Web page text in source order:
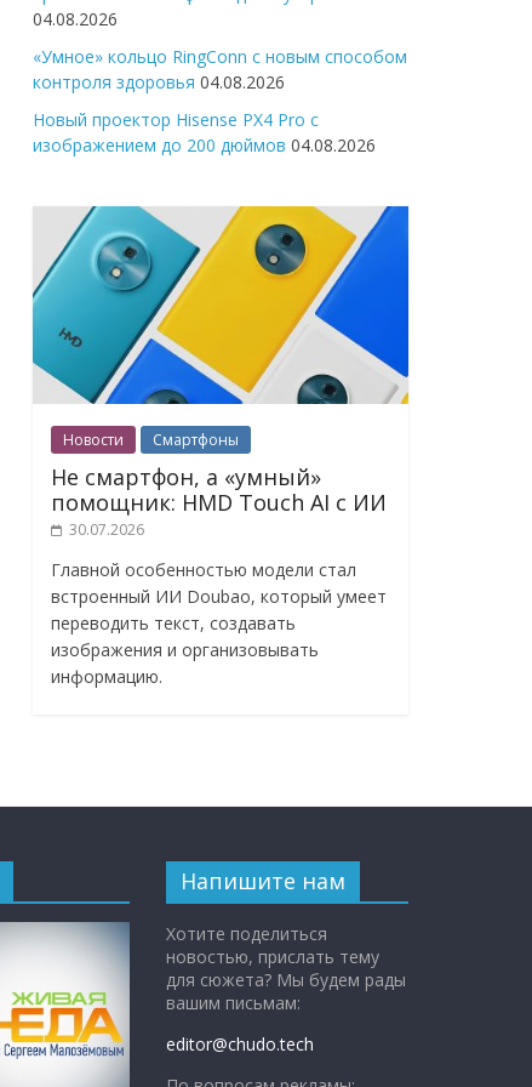
04.08.2026
«Умное» кольцо RingConn с новым способом
контроля здоровья 04.08.2026
Новый проектор Hisense PX4 Pro с
изображением до 200 дюймов 04.08.2026
Новости Смартфоны
Не смартфон, а «умный»
помощник: HMD Touch AI с ИИ
30.07.2026
Главной особенностью модели стал
встроенный ИИ Doubao, который умеет
переводить текст, создавать
изображения и организовывать
информацию.
Напишите нам
Хотите поделиться
новостью, прислать тему
для сюжета? Мы будем рады
вашим письмам:
editor@chudo.tech